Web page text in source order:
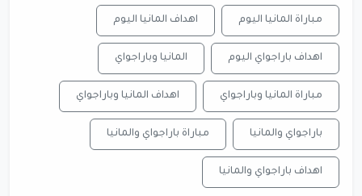
مباراة المانيا اليوم اهداف المانيا اليوم
اهداف باراجواي اليوم المانيا وباراجواي
مباراة المانيا وباراجواي اهداف المانيا وباراجواي
باراجواي والمانيا مباراة باراجواي والمانيا
اهداف باراجواي والمانيا